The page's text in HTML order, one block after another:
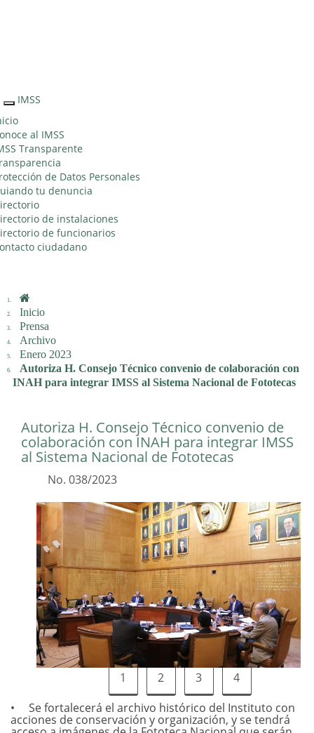
Interruptor
de
Navegación
IMSS
al IMSS
Transparente
de Datos Personales
tu denuncia
de instalaciones
de funcionarios
ciudadano
Inicio
Prensa
Archivo
Enero 2023
Autoriza H. Consejo Técnico convenio de colaboración con
INAH para integrar IMSS al Sistema Nacional de Fototecas
Autoriza H. Consejo Técnico convenio de
colaboración con INAH para integrar IMSS
al Sistema Nacional de Fototecas
No. 038/2023
1 2 3
4
Se fortalecerá el archivo histórico del Instituto con
acciones de conservación y organización, y se tendrá